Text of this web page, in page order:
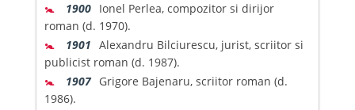
🚼 1900 Ionel Perlea, compozitor si dirijor
roman (d. 1970).
🚼 1901 Alexandru Bilciurescu, jurist, scriitor si
publicist roman (d. 1987).
🚼 1907 Grigore Bajenaru, scriitor roman (d.
1986).